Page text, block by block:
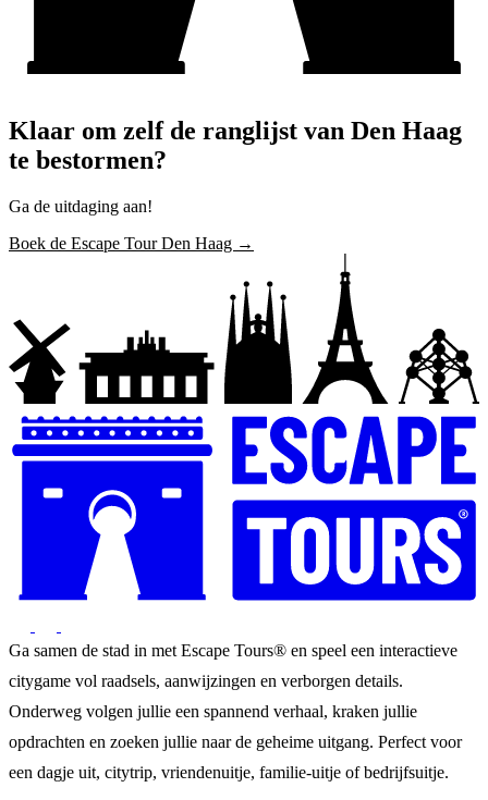
Klaar om zelf de ranglijst van Den Haag
te bestormen?
Ga de uitdaging aan!
Boek de Escape Tour Den Haag →
Ga samen de stad in met Escape Tours® en speel een interactieve
citygame vol raadsels, aanwijzingen en verborgen details.
Onderweg volgen jullie een spannend verhaal, kraken jullie
opdrachten en zoeken jullie naar de geheime uitgang. Perfect voor
een dagje uit, citytrip, vriendenuitje, familie-uitje of bedrijfsuitje.